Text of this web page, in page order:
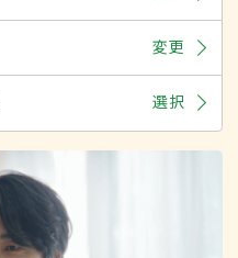
変更
選択